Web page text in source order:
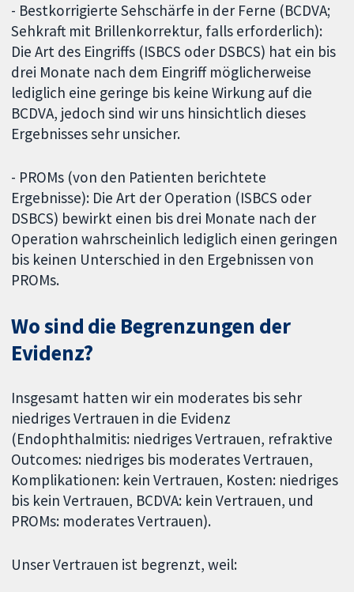
- Bestkorrigierte Sehschärfe in der Ferne (BCDVA;
Sehkraft mit Brillenkorrektur, falls erforderlich):
Die Art des Eingriffs (ISBCS oder DSBCS) hat ein bis
drei Monate nach dem Eingriff möglicherweise
lediglich eine geringe bis keine Wirkung auf die
BCDVA, jedoch sind wir uns hinsichtlich dieses
Ergebnisses sehr unsicher.
- PROMs (von den Patienten berichtete
Ergebnisse): Die Art der Operation (ISBCS oder
DSBCS) bewirkt einen bis drei Monate nach der
Operation wahrscheinlich lediglich einen geringen
bis keinen Unterschied in den Ergebnissen von
PROMs.
Wo sind die Begrenzungen der
Evidenz?
Insgesamt hatten wir ein moderates bis sehr
niedriges Vertrauen in die Evidenz
(Endophthalmitis: niedriges Vertrauen, refraktive
Outcomes: niedriges bis moderates Vertrauen,
Komplikationen: kein Vertrauen, Kosten: niedriges
bis kein Vertrauen, BCDVA: kein Vertrauen, und
PROMs: moderates Vertrauen).
Unser Vertrauen ist begrenzt, weil: